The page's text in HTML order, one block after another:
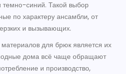
темно-синий. Такой выбор
по характеру ансамбли, от
и вызывающих.
для брюк является их
дома всё чаще обращают
и производство,